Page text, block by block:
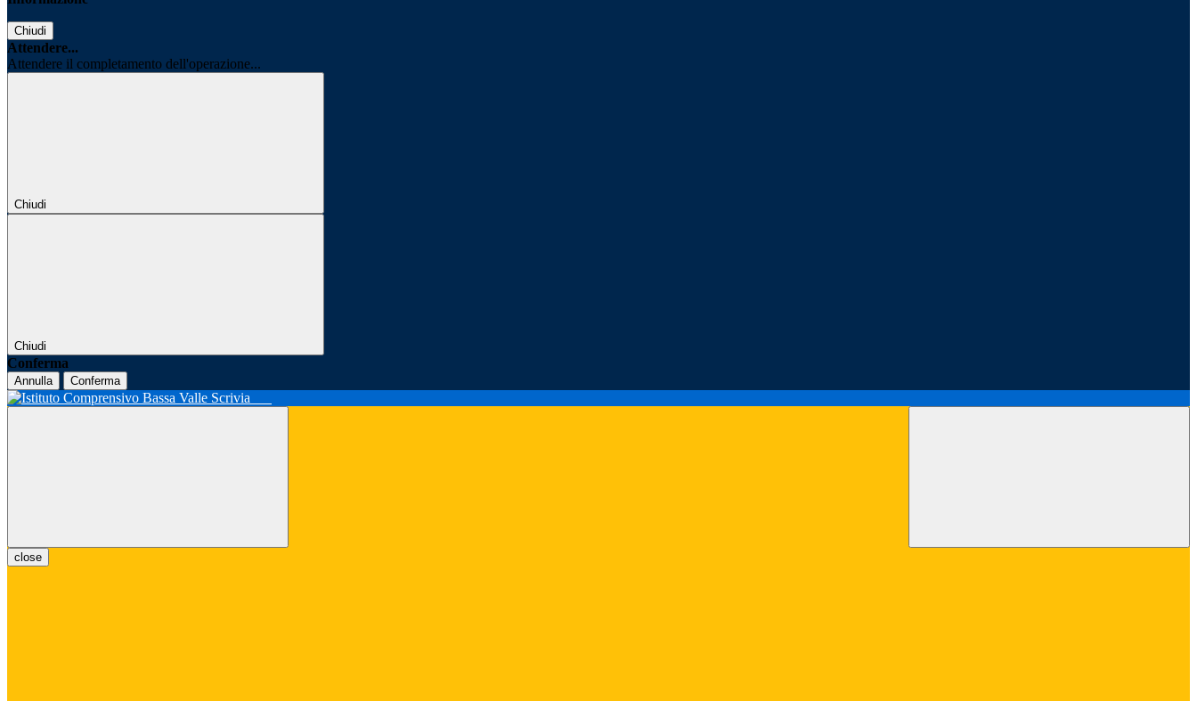
Chiudi
Attendere...
Attendere il completamento dell'operazione...
Chiudi
Chiudi
Conferma
Annulla Conferma
close